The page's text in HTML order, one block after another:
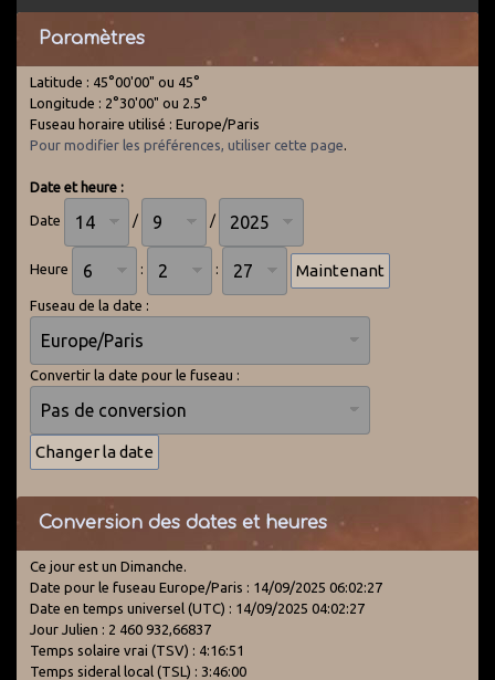
Paramètres
Latitude : 45°00'00" ou 45°
Longitude : 2°30'00" ou 2.5°
Fuseau horaire utilisé : Europe/Paris
Pour modifier les préférences, utiliser cette page.
Date et heure :
Date / /
Heure : :
Fuseau de la date :
Convertir la date pour le fuseau :
Conversion des dates et heures
Ce jour est un Dimanche.
Date pour le fuseau Europe/Paris : 14/09/2025 06:02:27
Date en temps universel (UTC) : 14/09/2025 04:02:27
Jour Julien : 2 460 932,66837
Temps solaire vrai (TSV) : 4:16:51
Temps sideral local (TSL) : 3:46:00